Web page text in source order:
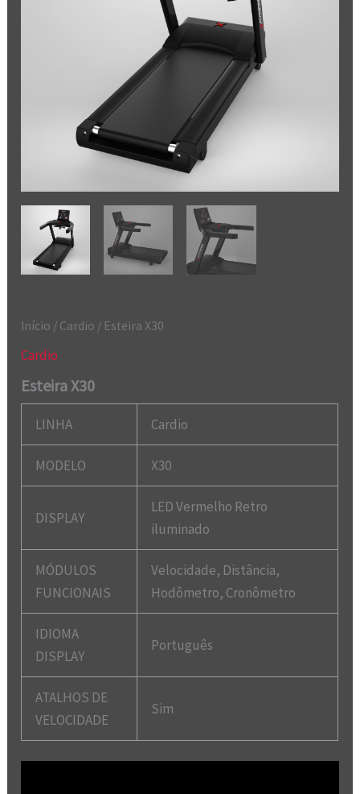
Início / Cardio / Esteira X30
Cardio
Esteira X30
LINHA Cardio
MODELO X30
DISPLAY
LED Vermelho Retro
iluminado
MÓDULOS
FUNCIONAIS
Velocidade, Distância,
Hodômetro, Cronômetro
IDIOMA
DISPLAY
Português
ATALHOS DE
VELOCIDADE
Sim